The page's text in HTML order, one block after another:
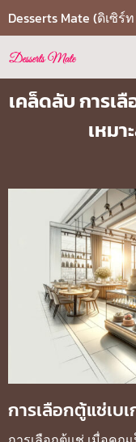
Desserts Mate (ดิเซิร์
เคล็ดลับ การเ
เหม
การเลือกตู้แช่เบ